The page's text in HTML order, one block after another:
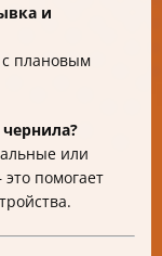
и
плановым
или
помогает